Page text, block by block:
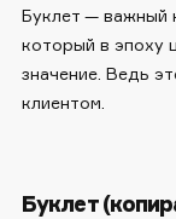
Буклет — важный
который в эпоху
значение. Ведь
клиентом.
Буклет